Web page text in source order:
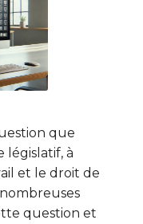
que
législatif, à
et le droit de
question et